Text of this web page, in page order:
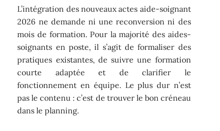
L’intégration des nouveaux actes aide-soignant
2026 ne demande ni une reconversion ni des
mois de formation. Pour la majorité des aides-
soignants en poste, il s’agit de formaliser des
pratiques existantes, de suivre une formation
courte adaptée et de clarifier le
fonctionnement en équipe. Le plus dur n’est
pas le contenu : c’est de trouver le bon créneau
dans le planning.